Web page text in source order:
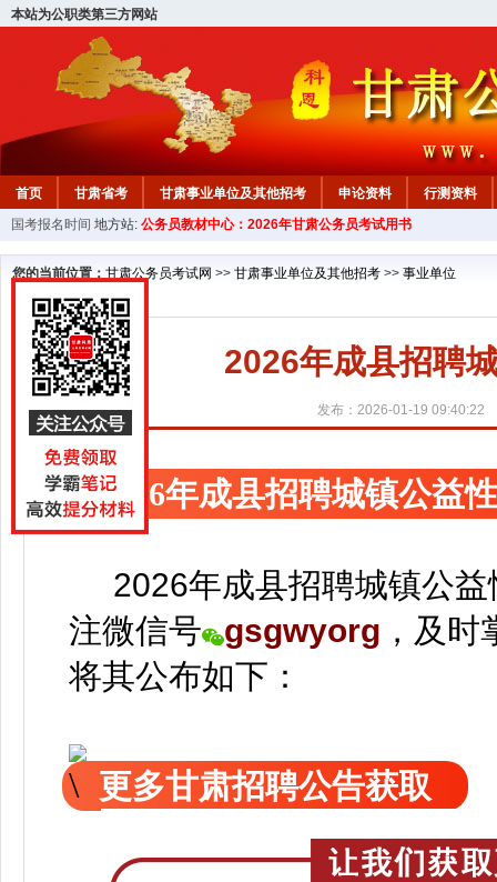
本站为公职类第三方网站
首页 甘肃省考 甘肃事业单位及其他招考 申论资料
行测资料
国考报名时间 地方站: 公务员教材中心：2026年甘肃公务员考试用书
您的当前位置： 甘肃公务员考试网 >> 甘肃事业单位及其他招考 >> 事业单位
2026年成县招聘
发布：2026-01-19 09:40:22
2026年成县招聘城镇公益
2026年成县招聘城镇公益
注微信号 gsgwyorg ， 及时
将其公布如下：
更多甘肃招聘公告获取